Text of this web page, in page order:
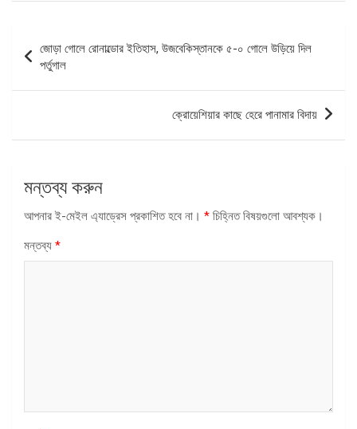
ন্যাভিগেশন
জোড়া গোলে রোনাল্ডোর ইতিহাস, উজবেকিস্তানকে ৫-০ গোলে উড়িয়ে দিল
পর্তুগাল
ক্রোয়েশিয়ার কাছে হেরে পানামার বিদায়
মন্তব্য করুন
আপনার ই-মেইল এ্যাড্রেস প্রকাশিত হবে না। * চিহ্নিত বিষয়গুলো আবশ্যক।
মন্তব্য *